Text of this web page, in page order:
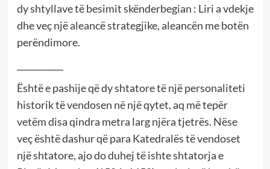
dy shtyllave të besimit skënderbegian : Liri a vdekje
dhe veç një aleancë strategjike, aleancën me botën
perëndimore.
Është e pashije që dy shtatore të një personaliteti
historik të vendosen në një qytet, aq më tepër
vetëm disa qindra metra larg njëra tjetrës. Nëse
veç është dashur që para Katedralës të vendoset
një shtatore, ajo do duhej të ishte shtatorja e